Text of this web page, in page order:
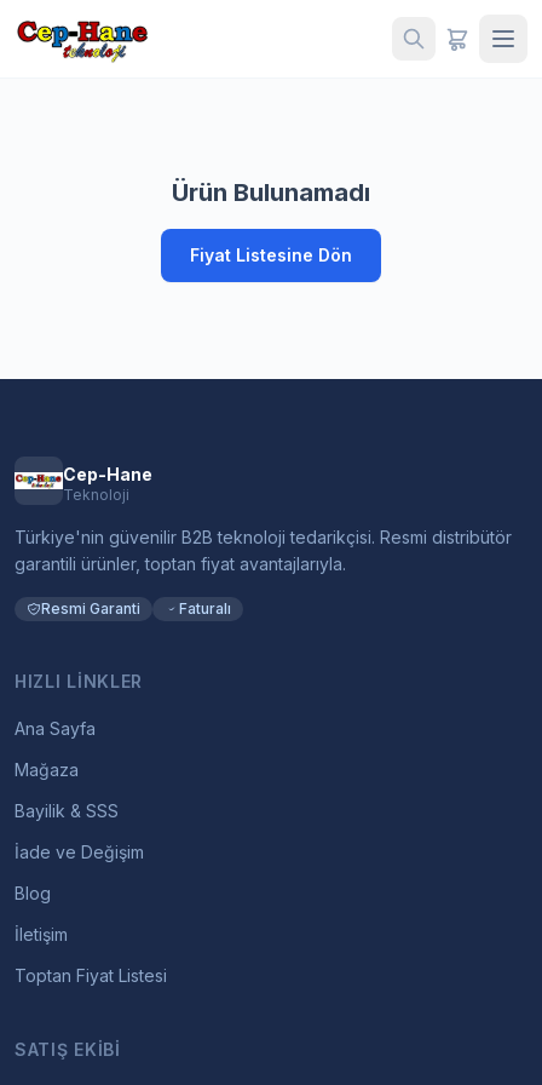
Ürün Bulunamadı
Fiyat Listesine Dön
Cep-Hane
Teknoloji
Türkiye'nin güvenilir B2B teknoloji tedarikçisi. Resmi distribütör
garantili ürünler, toptan fiyat avantajlarıyla.
Resmi Garanti Faturalı
HIZLI LINKLER
Ana Sayfa
Mağaza
Bayilik & SSS
İade ve Değişim
Blog
İletişim
Toptan Fiyat Listesi
SATIŞ EKIBI